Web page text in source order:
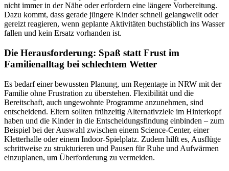
nicht immer in der Nähe oder erfordern eine längere Vorbereitung.
Dazu kommt, dass gerade jüngere Kinder schnell gelangweilt oder
gereizt reagieren, wenn geplante Aktivitäten buchstäblich ins Wasser
fallen und kein Ersatz vorhanden ist.
Die Herausforderung: Spaß statt Frust im
Familienalltag bei schlechtem Wetter
Es bedarf einer bewussten Planung, um Regentage in NRW mit der
Familie ohne Frustration zu überstehen. Flexibilität und die
Bereitschaft, auch ungewohnte Programme anzunehmen, sind
entscheidend. Eltern sollten frühzeitig Alternativziele im Hinterkopf
haben und die Kinder in die Entscheidungsfindung einbinden – zum
Beispiel bei der Auswahl zwischen einem Science-Center, einer
Kletterhalle oder einem Indoor-Spielplatz. Zudem hilft es, Ausflüge
schrittweise zu strukturieren und Pausen für Ruhe und Aufwärmen
einzuplanen, um Überforderung zu vermeiden.